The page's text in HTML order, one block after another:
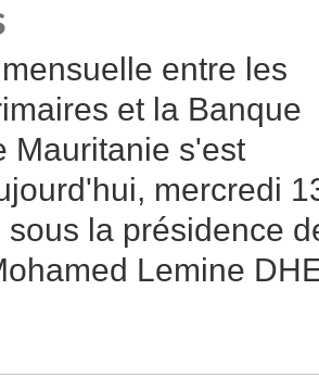
entre les
et la Banque
Mauritanie s'est
mercredi
sous la présidence
Lemine